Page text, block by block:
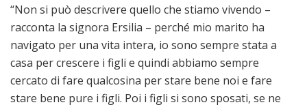
“Non si può descrivere quello che stiamo vivendo –
racconta la signora Ersilia – perché mio marito ha
navigato per una vita intera, io sono sempre stata a
casa per crescere i figli e quindi abbiamo sempre
cercato di fare qualcosina per stare bene noi e fare
stare bene pure i figli. Poi i figli si sono sposati, se ne